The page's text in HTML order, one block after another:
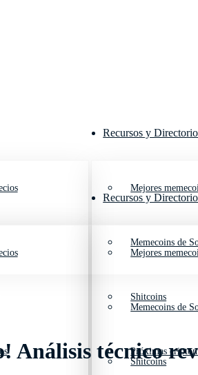
Recursos y
Mejores
Memecoins de
Shitcoins
Próximas
Recursos y
Mejores
Memecoins de
Shitcoins
Análisis técnico